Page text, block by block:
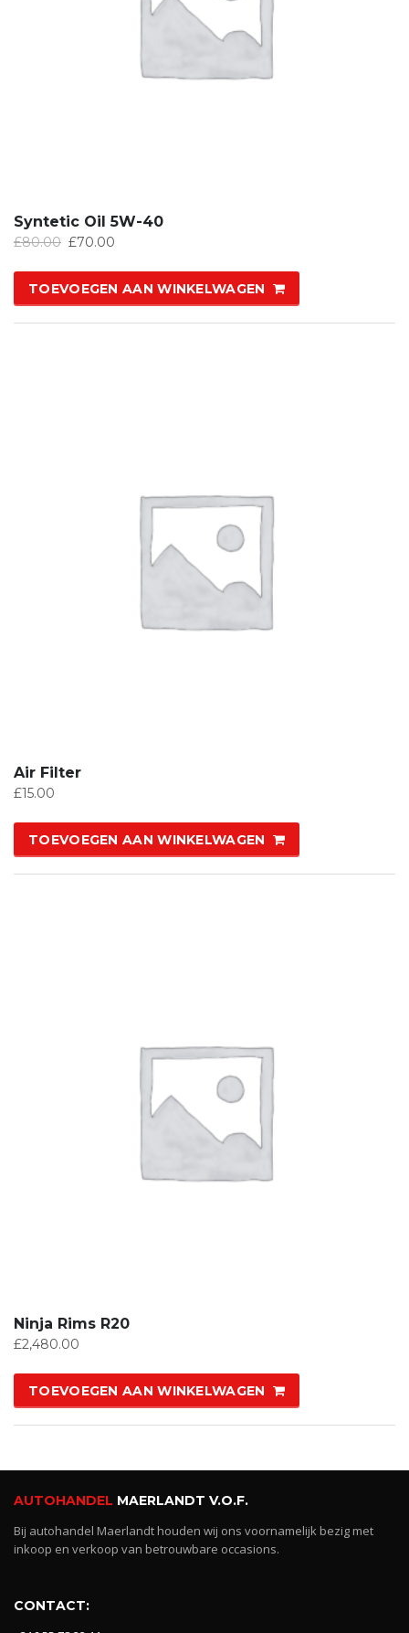
Syntetic Oil 5W-40
£80.00 £70.00
TOEVOEGEN AAN WINKELWAGEN
Air Filter
£15.00
TOEVOEGEN AAN WINKELWAGEN
Ninja Rims R20
£2,480.00
TOEVOEGEN AAN WINKELWAGEN
AUTOHANDEL MAERLANDT V.O.F.
Bij autohandel Maerlandt houden wij ons voornamelijk bezig met
inkoop en verkoop van betrouwbare occasions.
CONTACT: